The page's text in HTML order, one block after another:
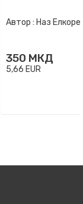
Автор : Наз
350 МКД
5,66 EUR